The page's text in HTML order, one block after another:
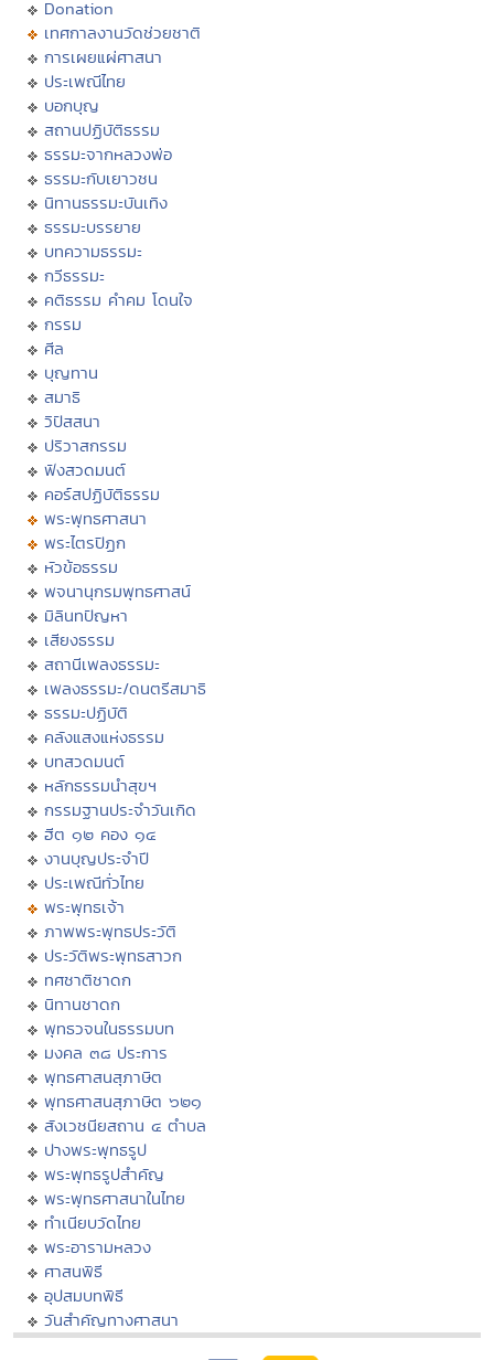
Donation
เทศกาลงานวัดช่วยชาติ
การเผยแผ่ศาสนา
ประเพณีไทย
บอกบุญ
สถานปฏิบัติธรรม
ธรรมะจากหลวงพ่อ
ธรรมะกับเยาวชน
นิทานธรรมะบันเทิง
ธรรมะบรรยาย
บทความธรรมะ
กวีธรรมะ
คติธรรม คำคม โดนใจ
กรรม
ศีล
บุญทาน
สมาธิ
วิปัสสนา
ปริวาสกรรม
ฟังสวดมนต์
คอร์สปฏิบัติธรรม
พระพุทธศาสนา
พระไตรปิฏก
หัวข้อธรรม
พจนานุกรมพุทธศาสน์
มิลินทปัญหา
เสียงธรรม
สถานีเพลงธรรมะ
เพลงธรรมะ/ดนตรีสมาธิ
ธรรมะปฏิบัติ
คลังแสงแห่งธรรม
บทสวดมนต์
หลักธรรมนำสุขฯ
กรรมฐานประจำวันเกิด
ฮีต ๑๒ คอง ๑๔
งานบุญประจำปี
ประเพณีทั่วไทย
พระพุทธเจ้า
ภาพพระพุทธประวัติ
ประวัติพระพุทธสาวก
ทศชาติชาดก
นิทานชาดก
พุทธวจนในธรรมบท
มงคล ๓๘ ประการ
พุทธศาสนสุภาษิต
พุทธศาสนสุภาษิต ๖๒๑
สังเวชนียสถาน ๔ ตำบล
ปางพระพุทธรูป
พระพุทธรูปสำคัญ
พระพุทธศาสนาในไทย
ทำเนียบวัดไทย
พระอารามหลวง
ศาสนพิธี
อุปสมบทพิธี
วันสำคัญทางศาสนา